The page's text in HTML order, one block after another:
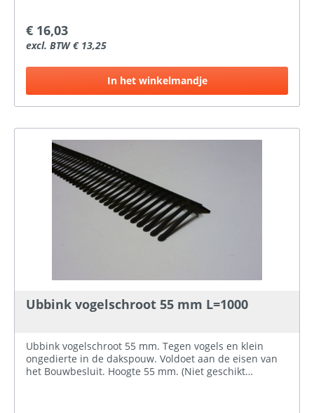
120 mm. Lengte renovatiekoker: 400 mm. Diameter
renovatiekoker: 50 mm. Kleur: zwart.
€ 16,03
excl. BTW € 13,25
In het winkelmandje
Ubbink vogelschroot 55 mm L=1000
Ubbink vogelschroot 55 mm. Tegen vogels en klein
ongedierte in de dakspouw. Voldoet aan de eisen van
het Bouwbesluit. Hoogte 55 mm. (Niet geschikt